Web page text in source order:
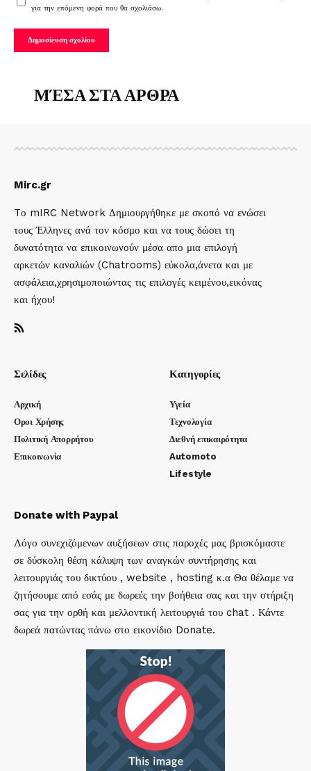
για την επόμενη φορά που θα σχολιάσω.
ΜΈΣΑ ΣΤΑ ΑΡΘΡΑ
Mirc.gr
Tο mIRC Network Δημιουργήθηκε με σκοπό να ενώσει
τους Έλληνες ανά τον κόσμο και να τους δώσει τη
δυνατότητα να επικοινωνούν μέσα απο μια επιλογή
αρκετών καναλιών (Chatrooms) εύκολα,άνετα και με
ασφάλεια,χρησιμοποιώντας τις επιλογές κειμένου,εικόνας
και ήχου!
Σελίδες
Αρχική
Οροι Χρήσης
Πολιτική Απορρήτου
Επικοινωνία
Κατηγορίες
Υγεία
Τεχνολογία
Διεθνή επικαιρότητα
Automoto
Lifestyle
Donate with Paypal
Λόγο συνεχιζόμενων αυξήσεων στις παροχές μας βρισκόμαστε
σε δύσκολη θέση κάλυψη των αναγκών συντήρησης και
λειτουργιάς του δικτύου , website , hosting κ.α Θα θέλαμε να
ζητήσουμε από εσάς με δωρεές την βοήθεια σας και την στήριξη
σας για την ορθή και μελλοντική λειτουργιά του chat . Κάντε
δωρεά πατώντας πάνω στο εικονίδιο Donate.